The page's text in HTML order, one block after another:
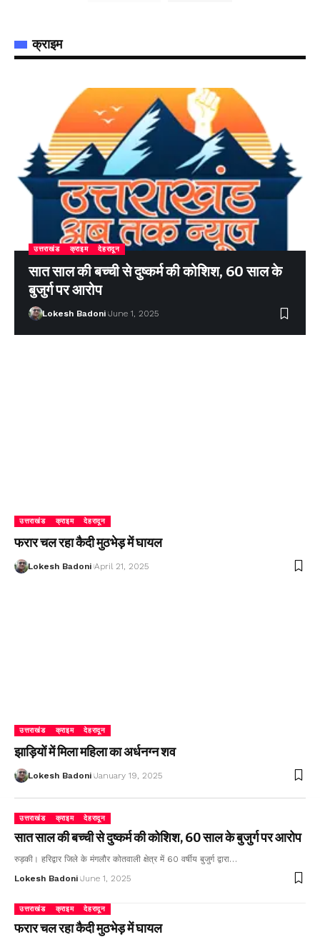
क्राइम
उत्तराखंड क्राइम देहरादून
सात साल की बच्ची से दुष्कर्म की कोशिश, 60 साल के
बुजुर्ग पर आरोप
Lokesh Badoni June 1, 2025
उत्तराखंड क्राइम देहरादून
फरार चल रहा कैदी मुठभेड़ में घायल
Lokesh Badoni April 21, 2025
उत्तराखंड क्राइम देहरादून
झाड़ियों में मिला महिला का अर्धनग्न शव
Lokesh Badoni January 19, 2025
उत्तराखंड क्राइम देहरादून
सात साल की बच्ची से दुष्कर्म की कोशिश, 60 साल के बुजुर्ग पर आरोप
रुड़की। हरिद्वार जिले के मंगलौर कोतवाली क्षेत्र में 60 वर्षीय बुजुर्ग द्वारा…
Lokesh Badoni June 1, 2025
उत्तराखंड क्राइम देहरादून
फरार चल रहा कैदी मुठभेड़ में घायल